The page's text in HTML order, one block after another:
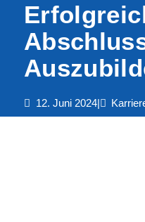
12. Juni 2024|